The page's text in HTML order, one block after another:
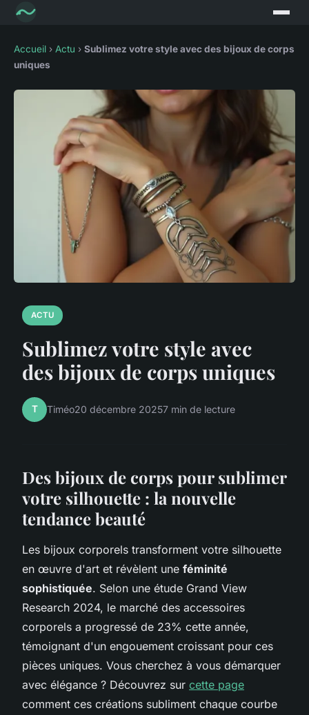
Accueil › Actu › Sublimez votre style avec des bijoux de corps
uniques
ACTU
Sublimez votre style avec
des bijoux de corps uniques
T Timéo20 décembre 20257 min de lecture
Des bijoux de corps pour sublimer
votre silhouette : la nouvelle
tendance beauté
Les bijoux corporels transforment votre silhouette
en œuvre d'art et révèlent une féminité
sophistiquée. Selon une étude Grand View
Research 2024, le marché des accessoires
corporels a progressé de 23% cette année,
témoignant d'un engouement croissant pour ces
pièces uniques. Vous cherchez à vous démarquer
avec élégance ? Découvrez sur cette page
comment ces créations subliment chaque courbe